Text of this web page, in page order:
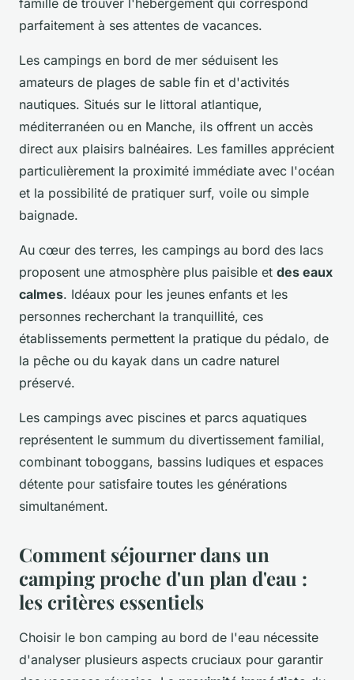
parfaitement à ses attentes de vacances.
Les campings en bord de mer séduisent les
amateurs de plages de sable fin et d'activités
nautiques. Situés sur le littoral atlantique,
méditerranéen ou en Manche, ils offrent un accès
direct aux plaisirs balnéaires. Les familles apprécient
particulièrement la proximité immédiate avec l'océan
et la possibilité de pratiquer surf, voile ou simple
baignade.
Au cœur des terres, les campings au bord des lacs
proposent une atmosphère plus paisible et des eaux
calmes. Idéaux pour les jeunes enfants et les
personnes recherchant la tranquillité, ces
établissements permettent la pratique du pédalo, de
la pêche ou du kayak dans un cadre naturel
préservé.
Les campings avec piscines et parcs aquatiques
représentent le summum du divertissement familial,
combinant toboggans, bassins ludiques et espaces
détente pour satisfaire toutes les générations
simultanément.
Comment séjourner dans un
camping proche d'un plan d'eau :
les critères essentiels
Choisir le bon camping au bord de l'eau nécessite
d'analyser plusieurs aspects cruciaux pour garantir